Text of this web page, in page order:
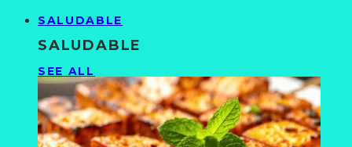
SALUDABLE
SALUDABLE
SEE ALL